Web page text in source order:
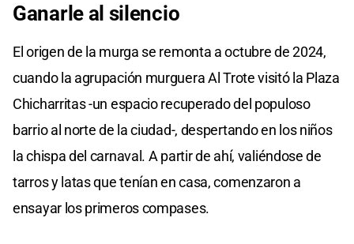
Ganarle al silencio
El origen de la murga se remonta a octubre de 2024,
cuando la agrupación murguera Al Trote visitó la Plaza
Chicharritas -un espacio recuperado del populoso
barrio al norte de la ciudad-, despertando en los niños
la chispa del carnaval. A partir de ahí, valiéndose de
tarros y latas que tenían en casa, comenzaron a
ensayar los primeros compases.